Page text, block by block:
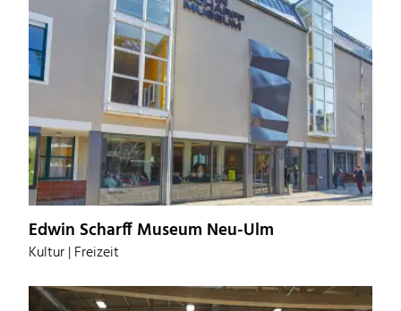
Edwin Scharff Museum Neu-Ulm
Kultur | Freizeit